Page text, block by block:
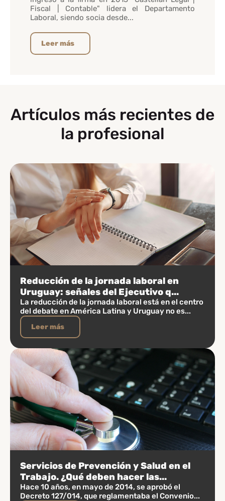
Fiscal | Contable" lidera el Departamento
Laboral, siendo socia desde...
Leer más
Artículos más recientes de
la profesional
Reducción de la jornada laboral en
Uruguay: señales del Ejecutivo q...
La reducción de la jornada laboral está en el centro
del debate en América Latina y Uruguay no es...
Leer más
Servicios de Prevención y Salud en el
Trabajo. ¿Qué deben hacer las...
Hace 10 años, en mayo de 2014, se aprobó el
Decreto 127/014, que reglamentaba el Convenio...